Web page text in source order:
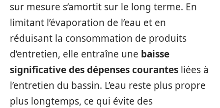
sur mesure s’amortit sur le long terme. En
limitant l’évaporation de l’eau et en
réduisant la consommation de produits
d’entretien, elle entraîne une baisse
significative des dépenses courantes liées à
l’entretien du bassin. L’eau reste plus propre
plus longtemps, ce qui évite des